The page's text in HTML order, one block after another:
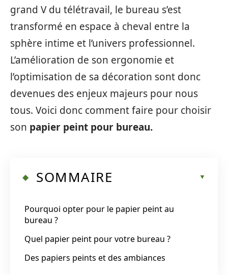
grand V du télétravail, le bureau s’est
transformé en espace à cheval entre la
sphère intime et l’univers professionnel.
L’amélioration de son ergonomie et
l’optimisation de sa décoration sont donc
devenues des enjeux majeurs pour nous
tous. Voici donc comment faire pour choisir
son papier peint pour bureau.
SOMMAIRE
Pourquoi opter pour le papier peint au
bureau ?
Quel papier peint pour votre bureau ?
Des papiers peints et des ambiances